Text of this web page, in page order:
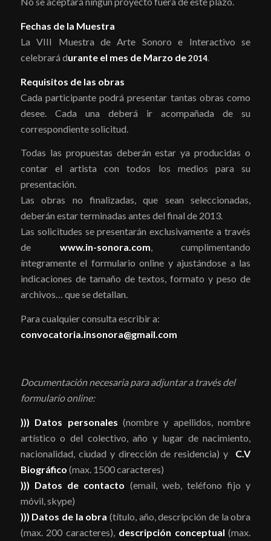
Fechas de la Muestra
La VIII Muestra de Arte Sonoro e Interactivo se
celebrará durante el mes de Marzo de2014.
Requisitos de las obras
Cada participante podrá presentar tantas obras como
desee. Cada una deberá ir acompañada de su
correspondiente solicitud.
Todas las propuestas deberán estar ya producidas o
contar el artista con todos los medios para su
presentación.
Las obras no finalizadas, que sean seleccionadas,
deberán estar terminadas antes del final de 2013.
Las solicitudes se presentarán exclusivamente a través
de www.in-sonora.com, cumplimentando
íntegramente el formulario online y ajustándose a las
indicaciones de tamaño de textos, formato y peso de
archivos… que se detallan.
Para cualquier consulta escribir a:
convocatoria.insonora@gmail.com
Documentación necesaria para adjuntar a través del
formulario online:
))) Datos personales (nombre y apellidos, nombre
artístico o del colectivo, año y lugar de nacimiento,
nacionalidad, ciudad y dirección de residencia) y C.V
Biográfico (max. 1500 caracteres)
))) Datos de contacto (email, web, teléfono fijo y
móvil, skype)
))) Datos de la obra (título, año, descripción de la obra
(max. 200 caracteres), descripción conceptual (max.